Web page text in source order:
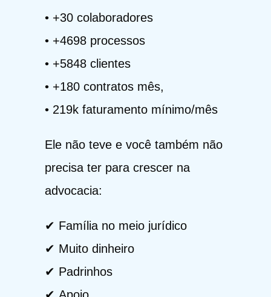
ㅤㅤ• +30 colaboradores
ㅤㅤ• +4698 processos
ㅤㅤ• +5848 clientes
ㅤㅤ• +180 contratos mês,
ㅤㅤ• 219k faturamento mínimo/mês
Ele não teve e você também não
precisa ter para crescer na
advocacia:
ㅤㅤ✔ Família no meio jurídico
ㅤㅤ✔ Muito dinheiro
ㅤㅤ✔ Padrinhos